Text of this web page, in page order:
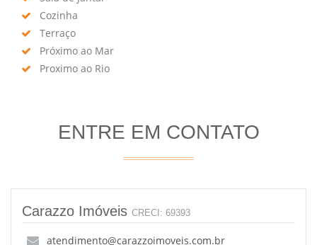
Cozinha
Terraço
Próximo ao Mar
Proximo ao Rio
ENTRE EM CONTATO
Carazzo Imóveis CRECI: 69393
atendimento@carazzoimoveis.com.br